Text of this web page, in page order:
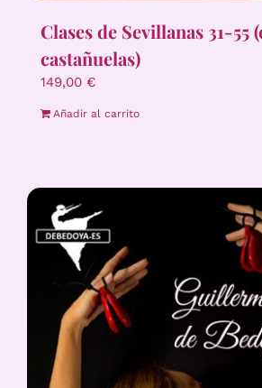
Clases de Sevillanas 31-55
castañuelas)
149,00 €
Añadir al carrito